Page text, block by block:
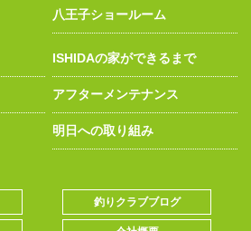
八王子ショールーム
ISHIDAの家ができるまで
アフターメンテナンス
明日への取り組み
釣りクラブブログ